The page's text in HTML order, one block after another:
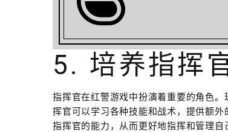
5. 培养指挥
指挥官在红警游戏中扮演着重要的角色
挥官可以学习各种技能和战术，提供额
指挥官的能力，从而更好地指挥和管理自